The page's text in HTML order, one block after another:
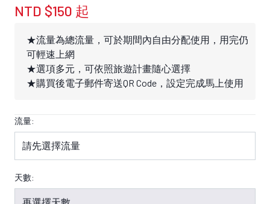
NTD $150 起
★流量為總流量，可於期間內自由分配使用，用完仍
可輕速上網
★選項多元，可依照旅遊計畫隨心選擇
★購買後電子郵件寄送QR Code，設定完成馬上使用
流量:
天數: